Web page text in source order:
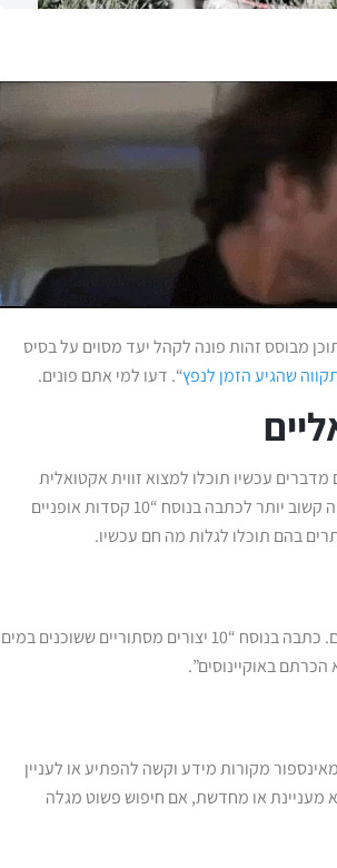
מבוסס זהות פונה לקהל יעד מסוים על בסיס
“. דעו למי אתם פונים.
עכשיו תוכלו למצוא זווית אקטואלית
לתוכן שלכם. למשל, בעקבות התאונה של הדוגמנית שלומית מלכה הקהל יהיה קשוב יותר לכתבה בנוסח “10 קסדות אופניים
בהם תוכלו לגלות מה חם עכשיו.
הגנריות היא האויב של העניין. אם לא תהיו ממוקדים תפספסו את הקהל שלכם. כתבה בנוסח “10 יצורים מסתוריים ששוכנים במים
מקורות מידע וקשה להפתיע או לעניין
מעניינת או מחדשת, אם חיפוש פשוט מגלה